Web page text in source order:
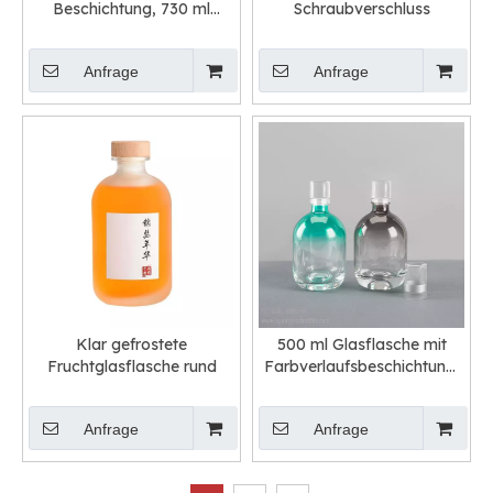
Beschichtung, 730 ml
50 cl Wodka-Gin-
Glasverpackung
Anfrage
Schraubverschluss
Anfrage
Klar gefrostete
Fruchtglasflasche rund
Anfrage
500 ml Glasflasche mit
Farbverlaufsbeschichtung,
Fruchtgeschmack, Likör
Anfrage